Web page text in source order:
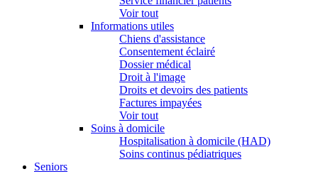
Voir tout
Informations utiles
Chiens d'assistance
Consentement éclairé
Dossier médical
Droit à l'image
Droits et devoirs des patients
Factures impayées
Voir tout
Soins à domicile
Hospitalisation à domicile (HAD)
Soins continus pédiatriques
Seniors